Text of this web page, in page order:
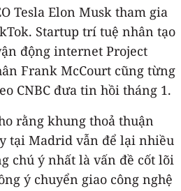
Tesla Elon Musk tham gia
Startup trí tuệ nhân tạo
động internet Project
Frank McCourt cũng từng
CNBC đưa tin hồi tháng 1.
rằng khung thoả thuận
tại Madrid vẫn để lại nhiều
chú ý nhất là vấn đề cốt lõi
ý chuyển giao công nghệ